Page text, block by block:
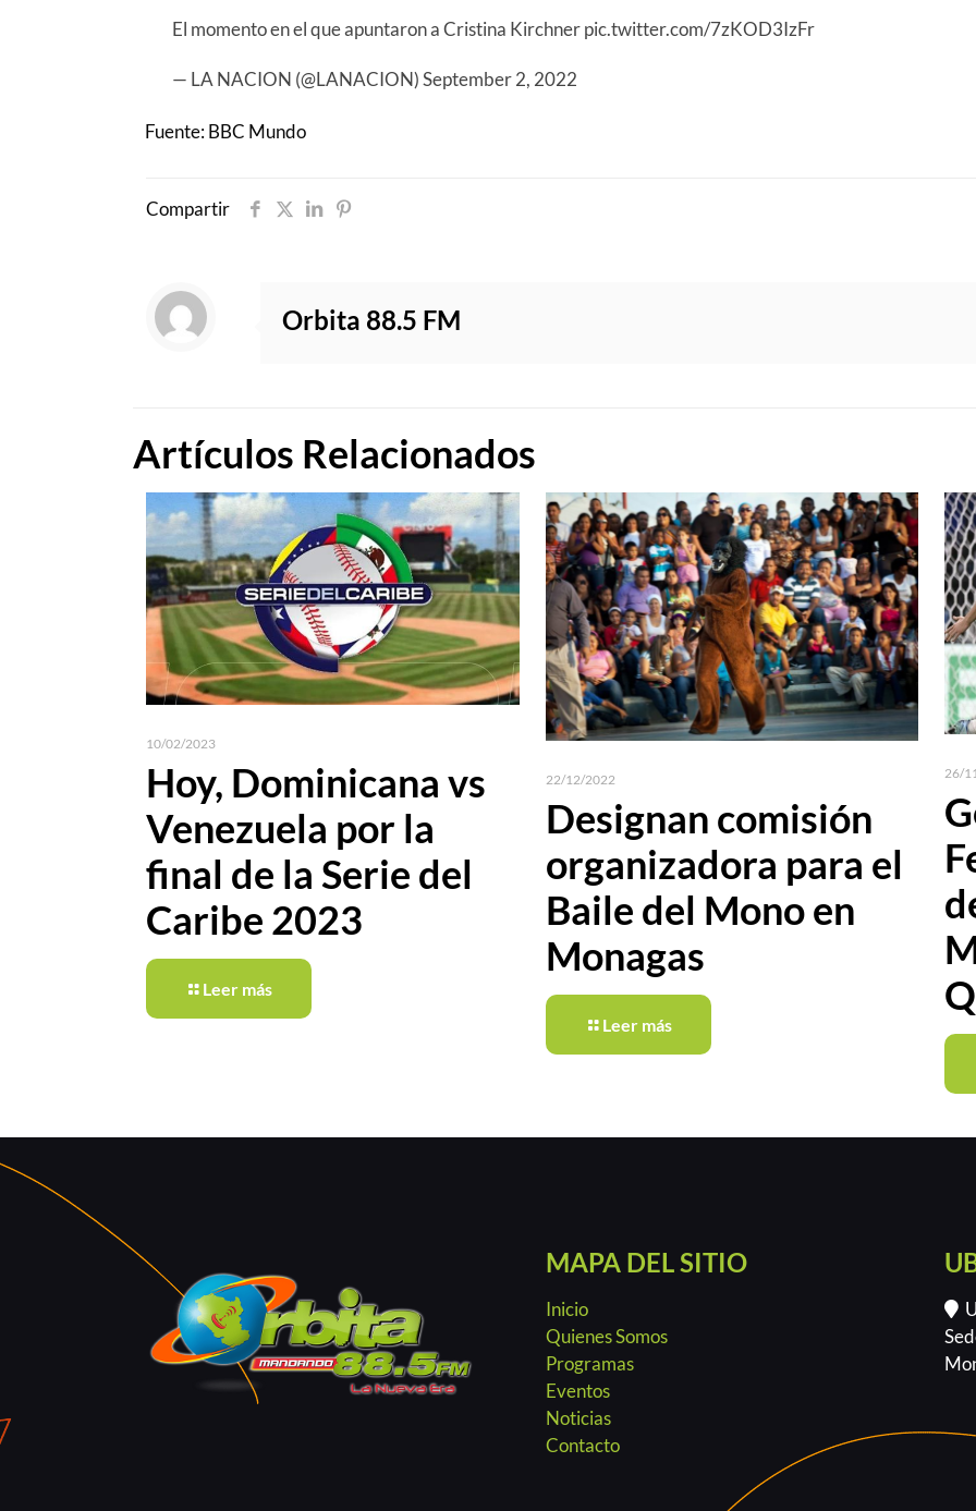
El momento en el que apuntaron a Cristina Kirchnerpic.twitter.com/7zKOD3IzFr
— LA NACION (@LANACION)September 2, 2022
Fuente: BBC Mundo
Compartir
Orbita 88.5 FM
Artículos Relacionados
10/02/2023
Hoy, Dominicana vs
Venezuela por la
final de la Serie del
Caribe 2023
Leer más
22/12/2022
Designan comisión
organizadora para el
Baile del Mono en
Monagas
Leer más
26/
MAPA DEL SITIO
Inicio
Quienes Somos
Programas
Eventos
Noticias
Contacto